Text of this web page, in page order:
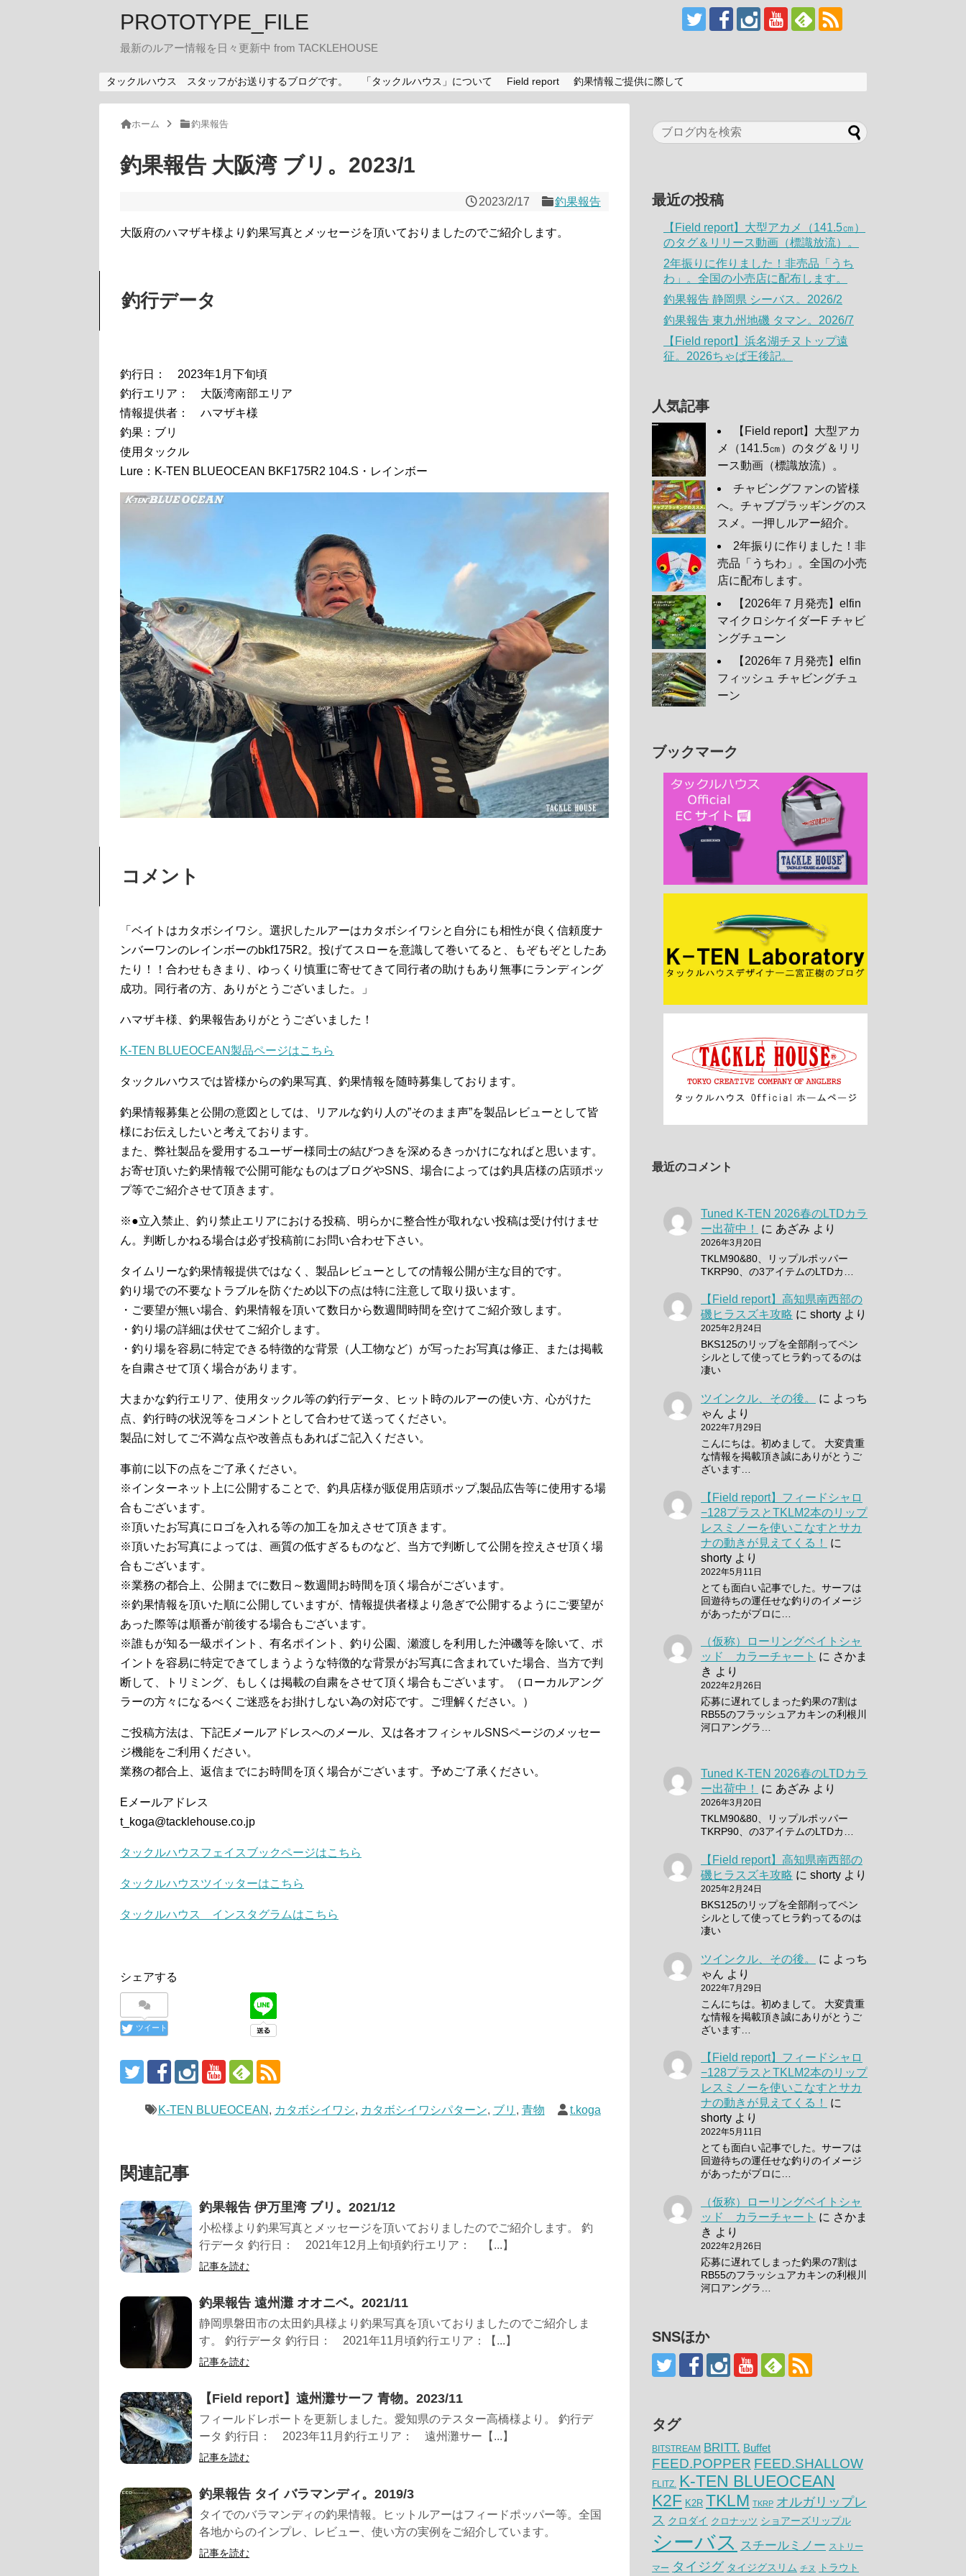
PROTOTYPE_FILE
最新のルアー情報を日々更新中 from TACKLEHOUSE
タックルハウス スタッフがお送りするブログです。 「タックルハウス」について Field report 釣果情報ご提供に際して
ホーム 釣果報告
釣果報告 大阪湾 ブリ。2023/1
2023/2/17 釣果報告
大阪府のハマザキ様より釣果写真とメッセージを頂いておりましたのでご紹介します。
釣行データ
釣行日： 2023年1月下旬頃
釣行エリア： 大阪湾南部エリア
情報提供者： ハマザキ様
釣果：ブリ
使用タックル
Lure：K-TEN BLUEOCEAN BKF175R2 104.S・レインボー
コメント
「ベイトはカタボシイワシ。選択したルアーはカタボシイワシと自分にも相性が良く信頼度ナ
ンバーワンのレインボーのbkf175R2。投げてスローを意識して巻いてると、もぞもぞとしたあ
たり！！合わせもきまり、ゆっくり慎重に寄せてきて同行者の助けもあり無事にランディング
成功。同行者の方、ありがとうございました。」
ハマザキ様、釣果報告ありがとうございました！
K-TEN BLUEOCEAN製品ページはこちら
タックルハウスでは皆様からの釣果写真、釣果情報を随時募集しております。
釣果情報募集と公開の意図としては、リアルな釣り人の”そのまま声”を製品レビューとして皆
様にお伝えしたいと考えております。
また、弊社製品を愛用するユーザー様同士の結びつきを深めるきっかけになればと思います。
お寄せ頂いた釣果情報で公開可能なものはブログやSNS、場合によっては釣具店様の店頭ポッ
プ等でご紹介させて頂きます。
※●立入禁止、釣り禁止エリアにおける投稿、明らかに整合性が取れない投稿は受け付けませ
ん。判断しかねる場合は必ず投稿前にお問い合わせ下さい。
タイムリーな釣果情報提供ではなく、製品レビューとしての情報公開が主な目的です。
釣り場での不要なトラブルを防ぐため以下の点は特に注意して取り扱います。
・ご要望が無い場合、釣果情報を頂いて数日から数週間時間を空けてご紹介致します。
・釣り場の詳細は伏せてご紹介します。
・釣り場を容易に特定できる特徴的な背景（人工物など）が写ったお写真は修正、または掲載
を自粛させて頂く場合があります。
大まかな釣行エリア、使用タックル等の釣行データ、ヒット時のルアーの使い方、心がけた
点、釣行時の状況等をコメントとして合わせて送ってください。
製品に対してご不満な点や改善点もあればご記入ください。
事前に以下の点をご了承ください。
※インターネット上に公開することで、釣具店様が販促用店頭ポップ,製品広告等に使用する場
合もございます。
※頂いたお写真にロゴを入れる等の加工を加えさせて頂きます。
※頂いたお写真によっては、画質の低すぎるものなど、当方で判断して公開を控えさせ頂く場
合もございます。
※業務の都合上、公開までに数日～数週間お時間を頂く場合がございます。
※釣果情報を頂いた順に公開していますが、情報提供者様より急ぎで公開するようにご要望が
あった際等は順番が前後する場合もございます。
※誰もが知る一級ポイント、有名ポイント、釣り公園、瀬渡しを利用した沖磯等を除いて、ポ
イントを容易に特定できてしまうような特徴的な背景がお写真に含まれていた場合、当方で判
断して、トリミング、もしくは掲載の自粛をさせて頂く場合もございます。（ローカルアング
ラーの方々になるべくご迷惑をお掛けしない為の対応です。ご理解ください。）
ご投稿方法は、下記Eメールアドレスへのメール、又は各オフィシャルSNSページのメッセー
ジ機能をご利用ください。
業務の都合上、返信までにお時間を頂く場合がございます。予めご了承ください。
Eメールアドレス
t_koga@tacklehouse.co.jp
タックルハウスフェイスブックページはこちら
タックルハウスツイッターはこちら
タックルハウス インスタグラムはこちら
シェアする
ツイート
K-TEN BLUEOCEAN , カタボシイワシ, カタボシイワシパターン, ブリ , 青物 t.koga
関連記事
釣果報告 伊万里湾 ブリ。2021/12
小松様より釣果写真とメッセージを頂いておりましたのでご紹介します。 釣
行データ 釣行日： 2021年12月上旬頃釣行エリア： 【...】
記事を読む
釣果報告 遠州灘 オオニベ。2021/11
静岡県磐田市の太田釣具様より釣果写真を頂いておりましたのでご紹介しま
す。 釣行データ 釣行日： 2021年11月頃釣行エリア：【...】
記事を読む
【Field report】遠州灘サーフ 青物。2023/11
フィールドレポートを更新しました。愛知県のテスター高橋様より。 釣行デ
ータ 釣行日： 2023年11月釣行エリア： 遠州灘サー【...】
記事を読む
釣果報告 タイ バラマンディ。2019/3
タイでのバラマンディの釣果情報。ヒットルアーはフィードポッパー等。全国
各地からのインプレ、レビュー、使い方の実例をご紹介しています。
記事を読む
最近の投稿
【Field report】大型アカメ（141.5㎝）
のタグ＆リリース動画（標識放流）。
2年振りに作りました！非売品「うち
わ」。全国の小売店に配布します。
釣果報告 静岡県 シーバス。2026/2
釣果報告 東九州地磯 タマン。2026/7
【Field report】浜名湖チヌトップ遠
征。2026ちゃぱ王後記。
人気記事
【Field report】大型アカ
メ（141.5㎝）のタグ＆リリ
ース動画（標識放流）。
チャビングファンの皆様
へ。チャブプラッギングのス
スメ。一押しルアー紹介。
2年振りに作りました！非
売品「うちわ」。全国の小売
店に配布します。
【2026年７月発売】elfin
マイクロシケイダーF チャビ
ングチューン
【2026年７月発売】elfin
フィッシュ チャビングチュ
ーン
ブックマーク
最近のコメント
Tuned K-TEN 2026春のLTDカラ
ー出荷中！
に あざみ より
2026年3月20日
TKLM90&80、リップルポッパー
TKRP90、の3アイテムのLTDカ…
【Field report】高知県南西部の
磯ヒラスズキ攻略 に shorty より
2025年2月24日
BKS125のリップを全部削ってペン
シルとして使ってヒラ釣ってるのは
凄い
ツインクル、その後。 に よっち
ゃん より
2022年7月29日
こんにちは。初めまして。 大変貴重
な情報を掲載頂き誠にありがとうご
ざいます…
【Field report】フィードシャロ
−128プラスとTKLM2本のリップ
レスミノーを使いこなすとサカ
ナの動きが見えてくる！
に
shorty より
2022年5月11日
とても面白い記事でした。サーフは
回遊待ちの運任せな釣りのイメージ
があったがプロに…
（仮称）ローリングベイトシャ
ッド カラーチャート に さかま
き より
2022年2月26日
応募に遅れてしまった釣果の7割は
RB55のフラッシュアカキンの利根川
河口アングラ…
Tuned K-TEN 2026春のLTDカラ
ー出荷中！
に あざみ より
2026年3月20日
TKLM90&80、リップルポッパー
TKRP90、の3アイテムのLTDカ…
【Field report】高知県南西部の
磯ヒラスズキ攻略 に shorty より
2025年2月24日
BKS125のリップを全部削ってペン
シルとして使ってヒラ釣ってるのは
凄い
ツインクル、その後。 に よっち
ゃん より
2022年7月29日
こんにちは。初めまして。 大変貴重
な情報を掲載頂き誠にありがとうご
ざいます…
【Field report】フィードシャロ
−128プラスとTKLM2本のリップ
レスミノーを使いこなすとサカ
ナの動きが見えてくる！
に
shorty より
2022年5月11日
とても面白い記事でした。サーフは
回遊待ちの運任せな釣りのイメージ
があったがプロに…
（仮称）ローリングベイトシャ
ッド カラーチャート に さかま
き より
2022年2月26日
応募に遅れてしまった釣果の7割は
RB55のフラッシュアカキンの利根川
河口アングラ…
SNSほか
タグ
BITSTREAM BRITT. Buffet
FEED.POPPER FEED.SHALLOW
FLITZ. K-TEN BLUEOCEAN
K2F K2R TKLM TKRP オルガリップレ
ス クロダイ クロナッツ ショアーズリップル
シーバス スチールミノー ストリー
マー タイジグ タイジグスリム チヌ トラウト